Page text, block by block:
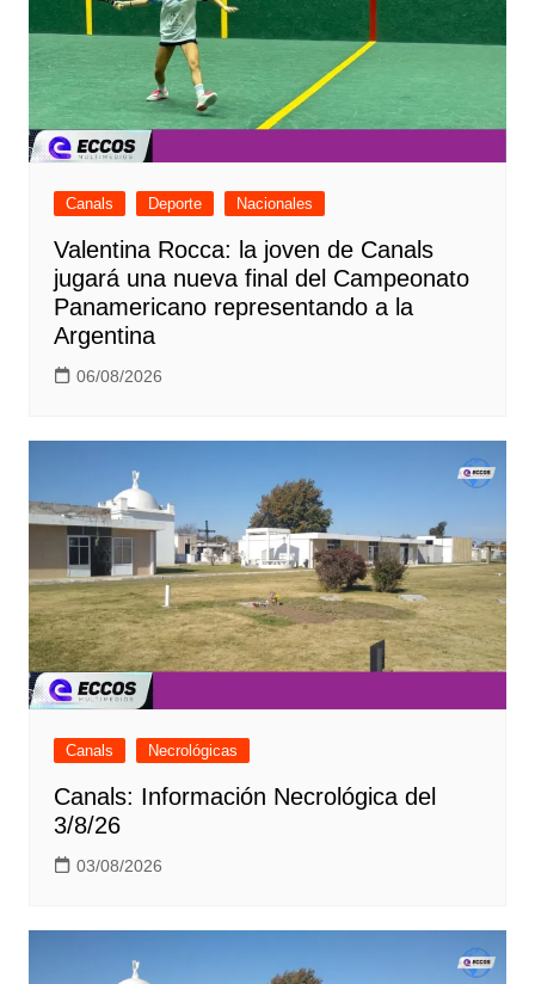
Canals Deporte Nacionales
Valentina Rocca: la joven de Canals
jugará una nueva final del Campeonato
Panamericano representando a la
Argentina
06/08/2026
Canals Necrológicas
Canals: Información Necrológica del
3/8/26
03/08/2026